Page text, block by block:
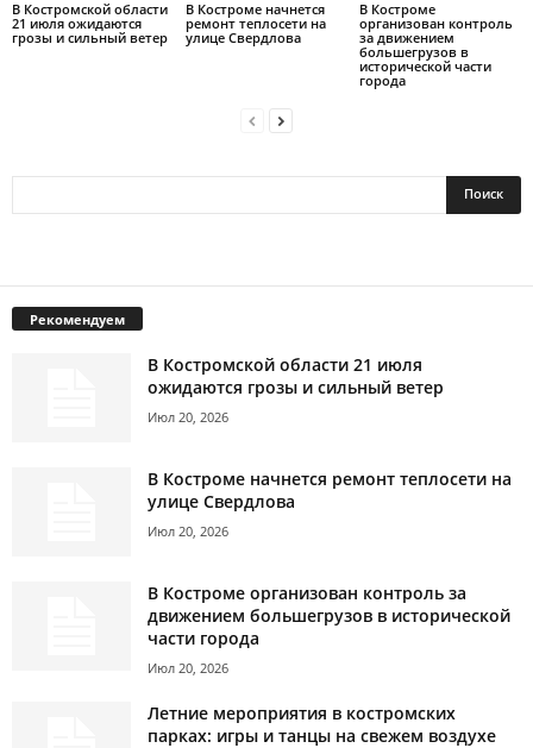
В Костромской области
21 июля ожидаются
грозы и сильный ветер
В Костроме начнется
ремонт теплосети на
улице Свердлова
В Костроме
организован контроль
за движением
большегрузов в
исторической части
города
Рекомендуем
В Костромской области 21 июля
ожидаются грозы и сильный ветер
Июл 20, 2026
В Костроме начнется ремонт теплосети на
улице Свердлова
Июл 20, 2026
В Костроме организован контроль за
движением большегрузов в исторической
части города
Июл 20, 2026
Летние мероприятия в костромских
парках: игры и танцы на свежем воздухе